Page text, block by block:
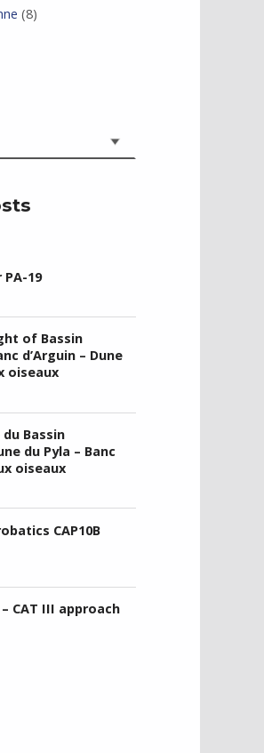
(8)
19
of Bassin
d’Arguin – Dune
oiseaux
– Banc d’Arguin – Dune du Pyla – Ile aux oiseaux”
Bassin
du Pyla – Banc
oiseaux
– Dune du Pyla – Banc d’Arguin – Ile aux oiseaux”
CAP10B
CAP10B videos”
CAT III approach
800 – CAT III approach”